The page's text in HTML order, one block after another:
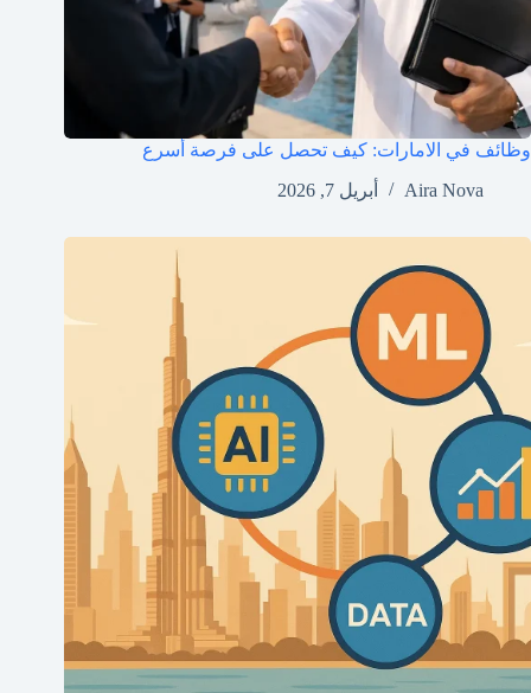
وظائف في الامارات: كيف تحصل على فرصة أسرع
Aira Nova
أبريل 7, 2026